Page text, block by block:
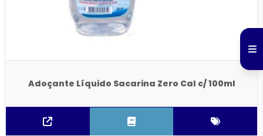
Adoçante Líquido Sacarina Zero Cal c/ 100ml